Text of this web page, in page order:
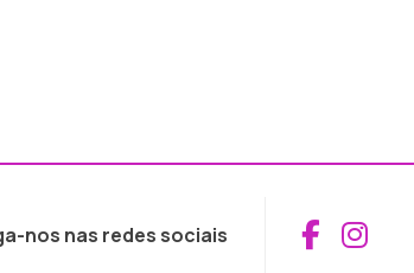
nos nas redes sociais